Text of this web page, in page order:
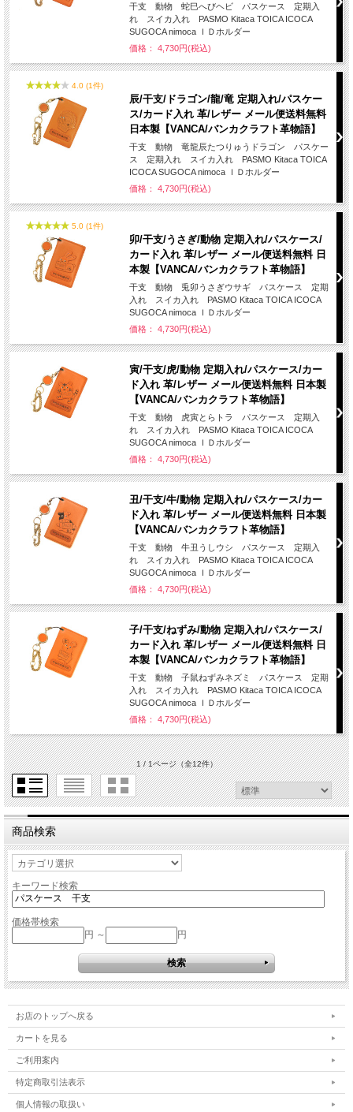
干支 動物 蛇巳へびヘビ パスケース 定期入
れ スイカ入れ PASMO Kitaca TOICA ICOCA
SUGOCA nimoca ＩＤホルダー
価格： 4,730円(税込)
4.0 (1件)
辰/干支/ドラゴン/龍/竜 定期入れ/パスケー
ス/カード入れ 革/レザー メール便送料無料
日本製【VANCA/バンカクラフト革物語】
干支 動物 竜龍辰たつりゅうドラゴン パスケー
ス 定期入れ スイカ入れ PASMO Kitaca TOICA
ICOCA SUGOCA nimoca ＩＤホルダー
価格： 4,730円(税込)
5.0 (1件)
卯/干支/うさぎ/動物 定期入れ/パスケース/
カード入れ 革/レザー メール便送料無料 日
本製【VANCA/バンカクラフト革物語】
干支 動物 兎卯うさぎウサギ パスケース 定期
入れ スイカ入れ PASMO Kitaca TOICA ICOCA
SUGOCA nimoca ＩＤホルダー
価格： 4,730円(税込)
寅/干支/虎/動物 定期入れ/パスケース/カー
ド入れ 革/レザー メール便送料無料 日本製
【VANCA/バンカクラフト革物語】
干支 動物 虎寅とらトラ パスケース 定期入
れ スイカ入れ PASMO Kitaca TOICA ICOCA
SUGOCA nimoca ＩＤホルダー
価格： 4,730円(税込)
丑/干支/牛/動物 定期入れ/パスケース/カー
ド入れ 革/レザー メール便送料無料 日本製
【VANCA/バンカクラフト革物語】
干支 動物 牛丑うしウシ パスケース 定期入
れ スイカ入れ PASMO Kitaca TOICA ICOCA
SUGOCA nimoca ＩＤホルダー
価格： 4,730円(税込)
子/干支/ねずみ/動物 定期入れ/パスケース/
カード入れ 革/レザー メール便送料無料 日
本製【VANCA/バンカクラフト革物語】
干支 動物 子鼠ねずみネズミ パスケース 定期
入れ スイカ入れ PASMO Kitaca TOICA ICOCA
SUGOCA nimoca ＩＤホルダー
価格： 4,730円(税込)
1 / 1ページ（全12件）
商品検索
キーワード検索
価格帯検索
円 ～
円
お店のトップへ戻る
カートを見る
ご利用案内
特定商取引法表示
個人情報の取扱い